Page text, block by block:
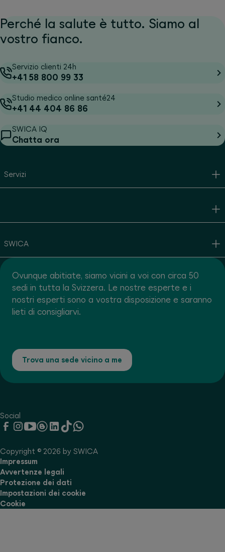
Perché la salute è tutto. Siamo al
vostro fianco.
Servizio clienti 24h
+41 58 800 99 33
Studio medico online santé24
+41 44 404 86 86
SWICA IQ
Chatta ora
Servizi
SWICA
Ovunque abitiate, siamo vicini a voi con circa 50
sedi in tutta la Svizzera. Le nostre esperte e i
nostri esperti sono a vostra disposizione e saranno
lieti di consigliarvi.
Trova una sede vicino a me
Social
Copyright © 2026 by SWICA
Impressum
Avvertenze legali
Protezione dei dati
Impostazioni dei cookie
Cookie